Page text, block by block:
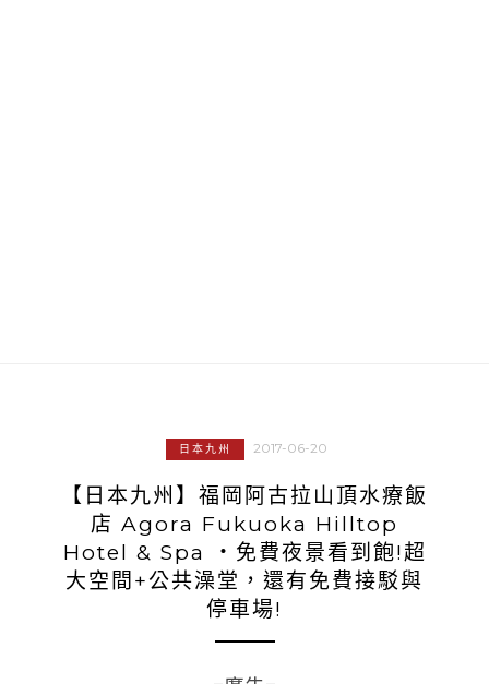
日本九州 2017-06-20
【日本九州】福岡阿古拉山頂水療飯
店 Agora Fukuoka Hilltop
Hotel & Spa ‧免費夜景看到飽!超
大空間+公共澡堂，還有免費接駁與
停車場!